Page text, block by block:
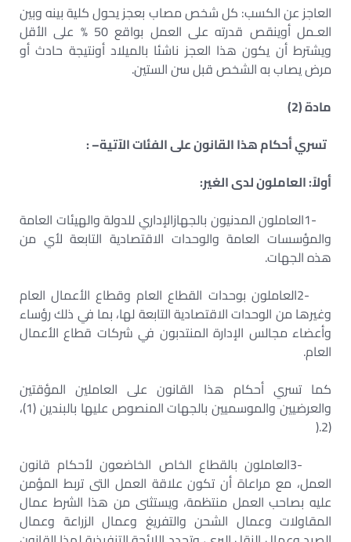
العاجز عن الكسب: كل شخص مصاب بعجز يحول كلية بينه وبين
العـمل أوينقص قدرته على العمل بواقع 50 % على الأقل
ويشترط أن يكون هذا العجز ناشئا بالميلاد أونتيجة حادث أو
مرض يصاب به الشخص قبل سن الستين.
مادة (2)
تسري أحكام هذا القانون على الفئات الآتية: –
أولاً: العاملون لدى الغير:
1-العاملون المدنيون بالجهازالإداري للدولة والهيئات العامة
والمؤسسات العامة والوحدات الاقتصادية التابعة لأي من
هذه الجهات.
2-العاملون بوحدات القطاع العام وقطاع الأعمال العام
وغيرها من الوحدات الاقتصادية التابعة لها، بما في ذلك رؤساء
وأعضاء مجالس الإدارة المنتدبون في شركات قطاع الأعمال
العام.
كما تسري أحكام هذا القانون على العاملين المؤقتين
والعرضيين والموسميين بالجهات المنصوص عليها بالبندين (1)،
(2
).
3-العاملون بالقطاع الخاص الخاضعون لأحكام قانون
العمل، مع مراعاة أن تكون علاقة العمل التى تربط المؤمن
عليه بصاحب العمل منتظمة، ويستثنى من هذا الشرط عمال
المقاولات وعمال الشحن والتفريغ وعمال الزراعة وعمال